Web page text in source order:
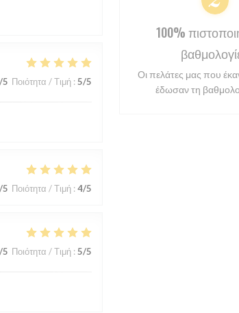
/5 Ποιότητα / Τιμή : 5/5
/5 Ποιότητα / Τιμή : 4/5
/5 Ποιότητα / Τιμή : 5/5
100%
Οι πελάτες μας που
έδωσαν τη